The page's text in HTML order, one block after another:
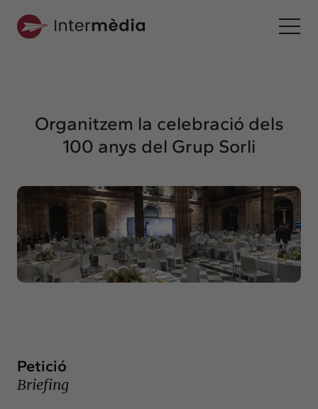
Interconnexió
Els nostres serveis
Interacció
Projectes
Intermèdia
Confidencial
Interrelació
Intercanvi
Contacte
Organitzem la celebració dels
100 anys del Grup Sorli
Petició
Briefing